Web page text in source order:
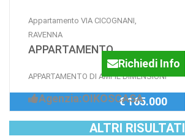
Appartamento VIA CICOGNANI,
RAVENNA
APPARTAMENTO
APPARTAMENTO DI AMPIE DIMENSIONI
Richiedi Info
Agenzia:OIKOSCASA€ 165.000
ALTRI RISULTATI